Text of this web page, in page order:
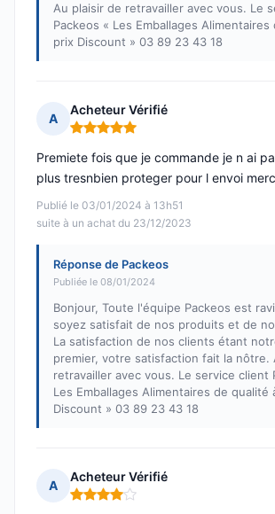
Au plaisir de retravailler avec vous. Le
Packeos « Les Emballages
prix Discount » 03 89 23 43 18
A
Acheteur Vérifié
Note : 5 sur 5
Publié le 03/01/2024 à 13h51
suite à un achat du 23/12/2023
Premiete fois que je commande je n ai
plus tresnbien proteger pour l envoi
Réponse de Packeos
Publiée le 08/01/2024
Bonjour, Toute l'équipe Packeos est
soyez satisfait de nos produits et de
La satisfaction de nos clients étant
premier, votre satisfaction fait la nôtre.
retravailler avec vous. Le service client
Les Emballages Alimentaires de qualité
Discount » 03 89 23 43 18
A
Acheteur Vérifié
Note : 4 sur 5